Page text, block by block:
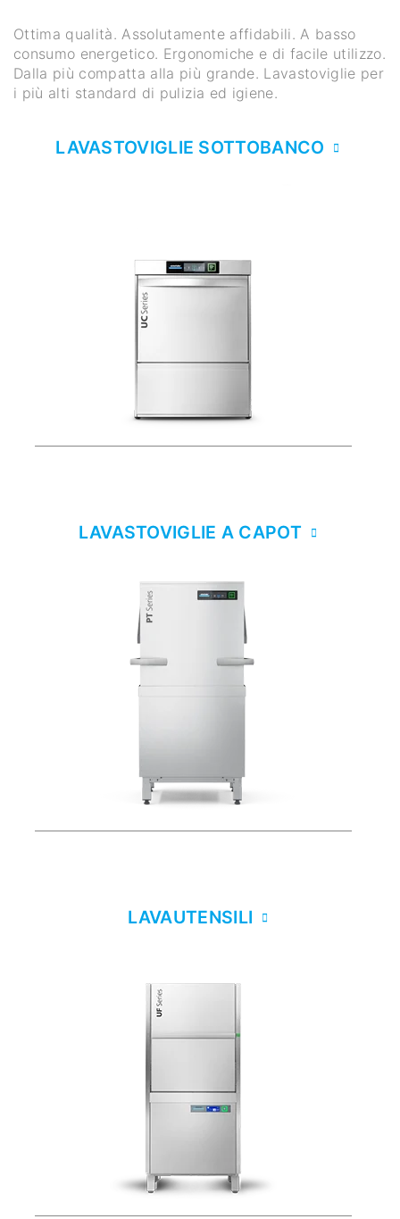
Ottima qualità. Assolutamente affidabili. A basso
consumo energetico. Ergonomiche e di facile utilizzo.
Dalla più compatta alla più grande. Lavastoviglie per
i più alti standard di pulizia ed igiene.
LAVASTOVIGLIE SOTTOBANCO
LAVASTOVIGLIE A CAPOT
LAVAUTENSILI